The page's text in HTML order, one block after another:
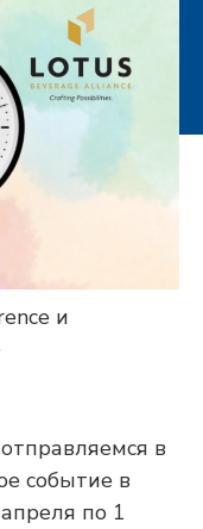
и
в
событие в
по 1